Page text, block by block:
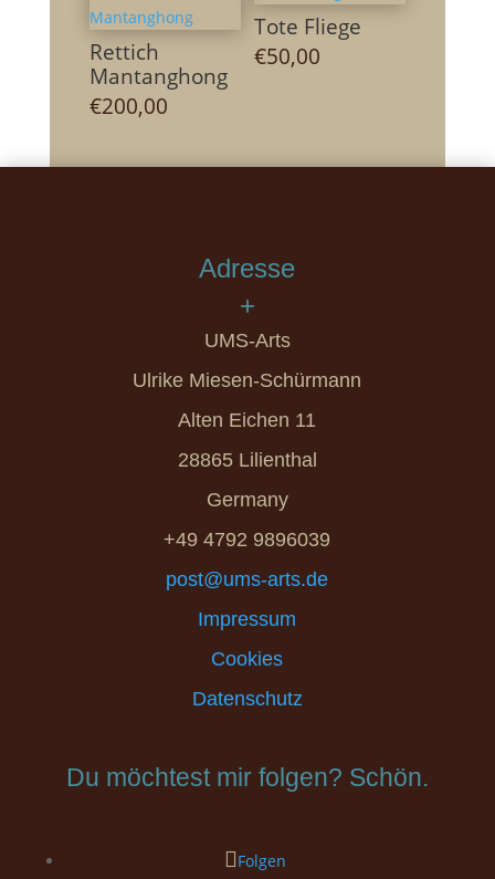
Rettich
Mantanghong
€200,00
Tote Fliege
€50,00
Adresse
+
UMS-Arts
Ulrike Miesen-Schürmann
Alten Eichen 11
28865 Lilienthal
Germany
+49 4792 9896039
post@ums-arts.de
Impressum
Cookies
Datenschutz
Du möchtest mir folgen? Schön.
Folgen